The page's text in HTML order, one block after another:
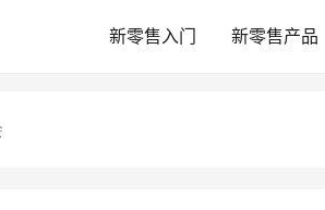
新零售入门 新零售产品